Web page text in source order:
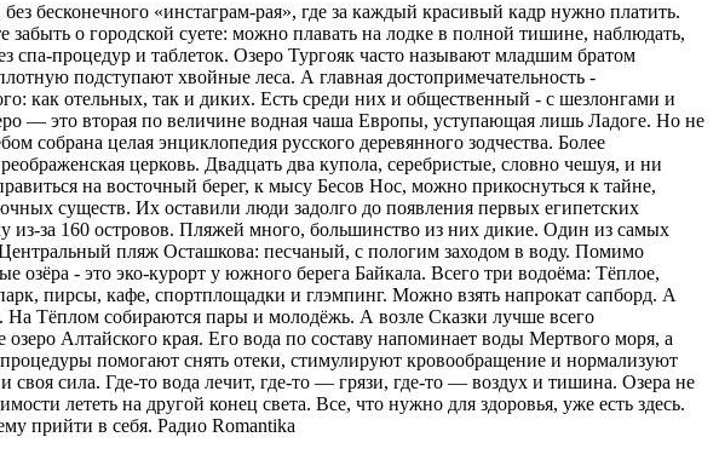
бесконечного «инстаграм-рая», где за каждый красивый кадр нужно платить.
забыть о городской суете: можно плавать на лодке в полной тишине, наблюдать,
спа-процедур и таблеток. Озеро Тургояк часто называют младшим братом
подступают хвойные леса. А главная достопримечательность -
как отельных, так и диких. Есть среди них и общественный - с шезлонгами и
— это вторая по величине водная чаша Европы, уступающая лишь Ладоге. Но не
целая энциклопедия русского деревянного зодчества. Более
церковь. Двадцать два купола, серебристые, словно чешуя, и ни
на восточный берег, к мысу Бесов Нос, можно прикоснуться к тайне,
существ. Их оставили люди задолго до появления первых египетских
за 160 островов. Пляжей много, большинство из них дикие. Один из самых
пляж Осташкова: песчаный, с пологим заходом в воду. Помимо
- это эко-курорт у южного берега Байкала. Всего три водоёма: Тёплое,
пирсы, кафе, спортплощадки и глэмпинг. Можно взять напрокат сапборд. А
На Тёплом собираются пары и молодёжь. А возле Сказки лучше всего
Алтайского края. Его вода по составу напоминает воды Мертвого моря, а
процедуры помогают снять отеки, стимулируют кровообращение и нормализуют
сила. Где-то вода лечит, где-то — грязи, где-то — воздух и тишина. Озера не
лететь на другой конец света. Все, что нужно для здоровья, уже есть здесь.
прийти в себя. Радио Romantika